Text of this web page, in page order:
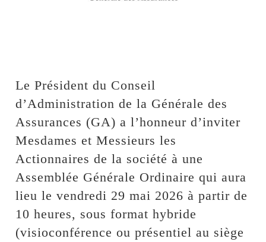
Le Président du Conseil
d’Administration de la Générale des
Assurances (GA) a l’honneur d’inviter
Mesdames et Messieurs les
Actionnaires de la société à une
Assemblée Générale Ordinaire qui aura
lieu le vendredi 29 mai 2026 à partir de
10 heures, sous format hybride
(visioconférence ou présentiel au siège